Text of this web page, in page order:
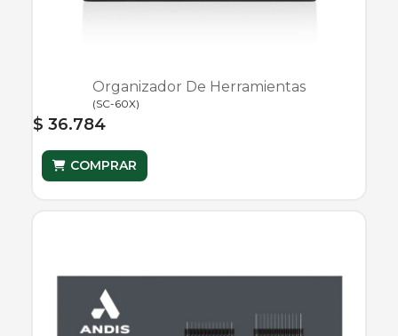
Organizador De Herramientas
(SC-60X)
$ 36.784
COMPRAR